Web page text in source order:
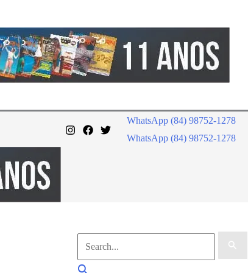
WhatsApp (84) 98752-1278
WhatsApp (84) 98752-1278
por: